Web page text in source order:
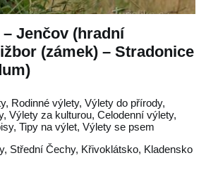
Jenčov (hradní
(zámek) – Stradonice
Rodinné výlety, Výlety do přírody,
Výlety za kulturou, Celodenní výlety,
Tipy na výlet, Výlety se psem
, Střední Čechy, Křivoklátsko, Kladensko